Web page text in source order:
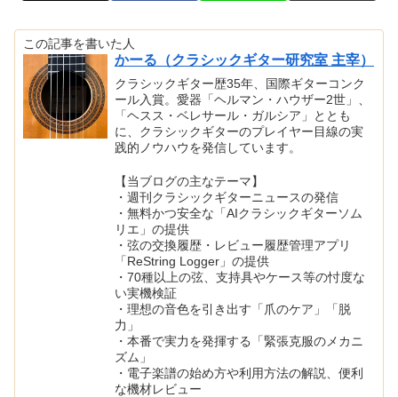
この記事を書いた人
かーる（クラシックギター研究室 主宰）
クラシックギター歴35年、国際ギターコンク
ール入賞。愛器「ヘルマン・ハウザー2世」、
「ヘスス・ベレサール・ガルシア」ととも
に、クラシックギターのプレイヤー目線の実
践的ノウハウを発信しています。
【当ブログの主なテーマ】
・週刊クラシックギターニュースの発信
・無料かつ安全な「AIクラシックギターソム
リエ」の提供
・弦の交換履歴・レビュー履歴管理アプリ
「ReString Logger」の提供
・70種以上の弦、支持具やケース等の忖度な
い実機検証
・理想の音色を引き出す「爪のケア」「脱
力」
・本番で実力を発揮する「緊張克服のメカニ
ズム」
・電子楽譜の始め方や利用方法の解説、便利
な機材レビュー